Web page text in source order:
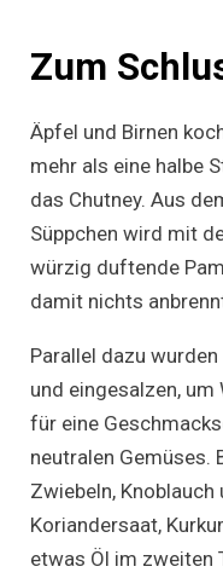
Zum
Äpfel und Birnen
mehr als eine halbe
das Chutney. Aus
Süppchen wird mit
würzig duftende
damit nichts
Parallel dazu
und eingesalzen,
für eine
neutralen Gemüses.
Zwiebeln, Knoblauch
Koriandersaat,
etwas Öl im zweiten